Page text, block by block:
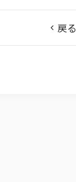
戻る